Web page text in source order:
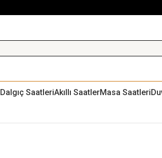
Dalgıç SaatleriAkıllı SaatlerMasa Saatleri